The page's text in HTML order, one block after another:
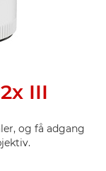
III
og få adgang